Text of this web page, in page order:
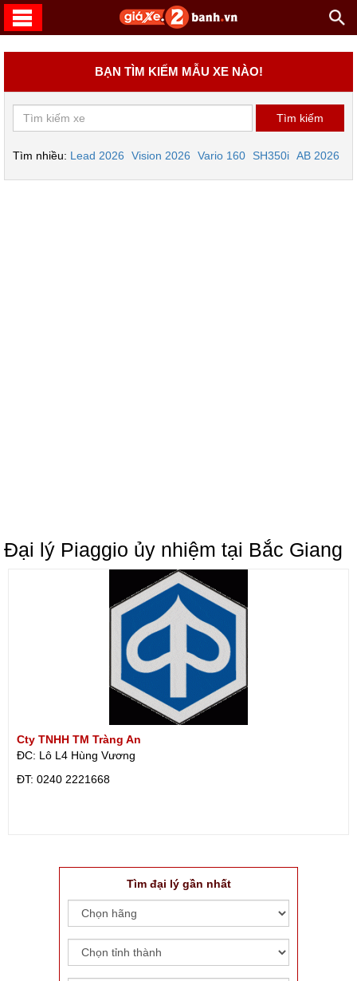
BẠN TÌM KIẾM MẪU XE NÀO!
Tìm nhiều: Lead 2026 Vision 2026 Vario 160 SH350i AB 2026
Đại lý Piaggio ủy nhiệm tại Bắc Giang
Cty TNHH TM Tràng An
ĐC: Lô L4 Hùng Vương
ÐT: 0240 2221668
Tìm đại lý gần nhất